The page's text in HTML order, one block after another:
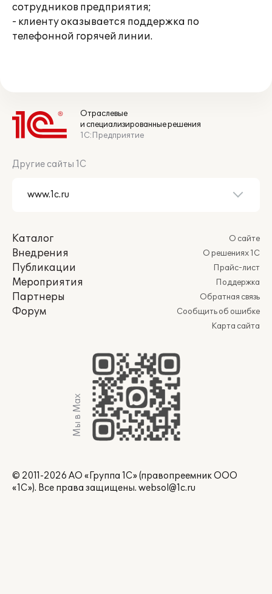
сотрудников предприятия;
- клиенту оказывается поддержка по
телефонной горячей линии.
Отраслевые
и специализированные решения
1С:Предприятие
Другие сайты 1С
Каталог
Внедрения
Публикации
Мероприятия
Партнеры
Форум
О сайте
О решениях 1С
Прайс-лист
Поддержка
Обратная связь
Сообщить об ошибке
Карта сайта
Мы в Max
© 2011-2026 АО «Группа 1С» (правопреемник ООО
«1С»). Все права защищены. websol@1c.ru